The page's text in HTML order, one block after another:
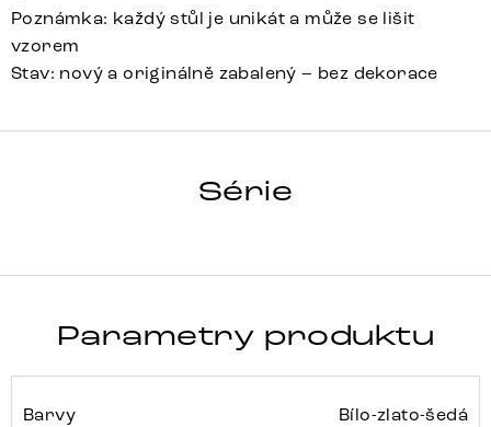
Poznámka: každý stůl je unikát a může se lišit
vzorem
Stav: nový a originálně zabalený – bez dekorace
Série
Parametry produktu
Barvy Bílo-zlato-šedá